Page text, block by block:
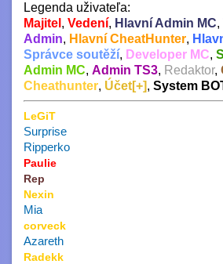
Legenda uživateľa:
Majitel , Vedení, Hlavní Admin MC,
Admin, Hlavní CheatHunter,
Správce soutěží, Developer MC,
Admin MC, Admin TS3, Redaktor,
Cheathunter, Účet[+], System
LeGiT
Surprise
Ripperko
Paulie
Rep
Nexin
Mia
corveck
Azareth
Radekk